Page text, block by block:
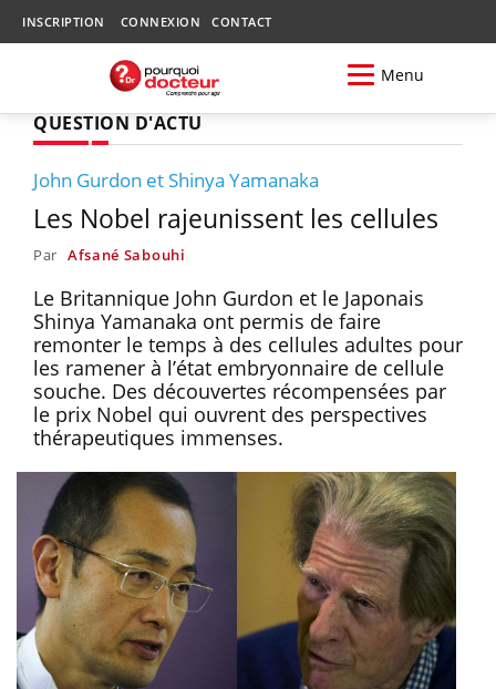
INSCRIPTION CONNEXION CONTACT
Menu
QUESTION D'ACTU
John Gurdon et Shinya Yamanaka
Les Nobel rajeunissent les cellules
Par Afsané Sabouhi
Le Britannique John Gurdon et le Japonais
Shinya Yamanaka ont permis de faire
remonter le temps à des cellules adultes pour
les ramener à l’état embryonnaire de cellule
souche. Des découvertes récompensées par
le prix Nobel qui ouvrent des perspectives
thérapeutiques immenses.